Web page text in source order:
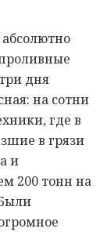
дня
на сотни
где в
в грязи
и
200 тонн на